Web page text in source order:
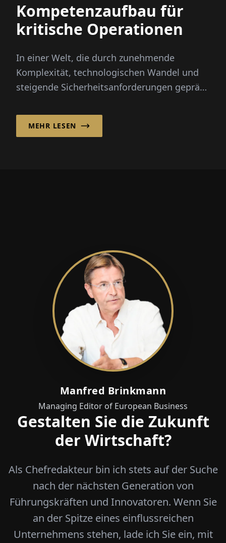
Kompetenzaufbau für
kritische Operationen
In einer Welt, die durch zunehmende
Komplexität, technologischen Wandel und
steigende Sicherheitsanforderungen geprägt
Hochrisikoumgebungen tätig sind, vor
wachsenden Herausforderungen in Bezug
MEHR LESEN
Manfred Brinkmann
Managing Editor of European Business
Gestalten Sie die Zukunft
der Wirtschaft?
Als Chefredakteur bin ich stets auf der Suche
nach der nächsten Generation von
Führungskräften und Innovatoren. Wenn Sie
an der Spitze eines einflussreichen
Unternehmens stehen, lade ich Sie ein, mit